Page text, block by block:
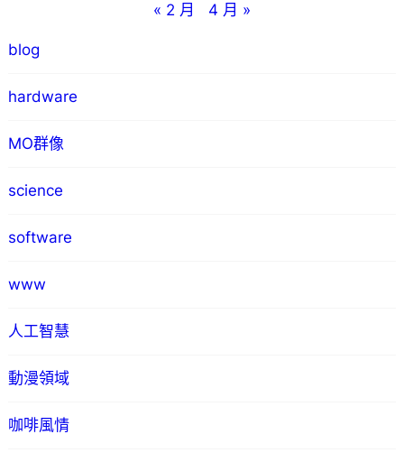
« 2 月
4 月 »
blog
hardware
MO群像
science
software
www
人工智慧
動漫領域
咖啡風情